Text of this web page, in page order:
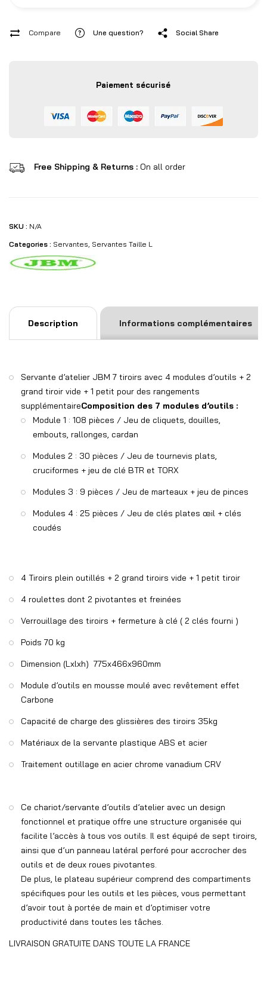
Compare Une question? Social Share
Paiement sécurisé
Free Shipping & Returns : On all order
SKU : N/A
Categories : Servantes Servantes Taille L
Description Informations complémentaires
Servante d’atelier JBM 7 tiroirs avec 4 modules d’outils + 2
grand tiroir vide + 1 petit pour des rangements
supplémentaireComposition des 7 modules d’outils :
Module 1 : 108 pièces / Jeu de cliquets, douilles,
embouts, rallonges, cardan
Modules 2 : 30 pièces / Jeu de tournevis plats,
cruciformes + jeu de clé BTR et TORX
Modules 3 : 9 pièces / Jeu de marteaux + jeu de pinces
Modules 4 : 25 pièces / Jeu de clés plates œil + clés
coudés
4 Tiroirs plein outillés + 2 grand tiroirs vide + 1 petit tiroir
4 roulettes dont 2 pivotantes et freinées
Verrouillage des tiroirs + fermeture à clé ( 2 clés fourni )
Poids 70 kg
Dimension (Lxlxh) 775x466x960mm
Module d’outils en mousse moulé avec revêtement effet
Carbone
Capacité de charge des glissières des tiroirs 35kg
Matériaux de la servante plastique ABS et acier
Traitement outillage en acier chrome vanadium CRV
Ce chariot/servante d’outils d’atelier avec un design
fonctionnel et pratique offre une structure organisée qui
facilite l’accès à tous vos outils. Il est équipé de sept tiroirs,
ainsi que d’un panneau latéral perforé pour accrocher des
outils et de deux roues pivotantes.
De plus, le plateau supérieur comprend des compartiments
spécifiques pour les outils et les pièces, vous permettant
d’avoir tout à portée de main et d’optimiser votre
productivité dans toutes les tâches.
LIVRAISON GRATUITE DANS TOUTE LA FRANCE